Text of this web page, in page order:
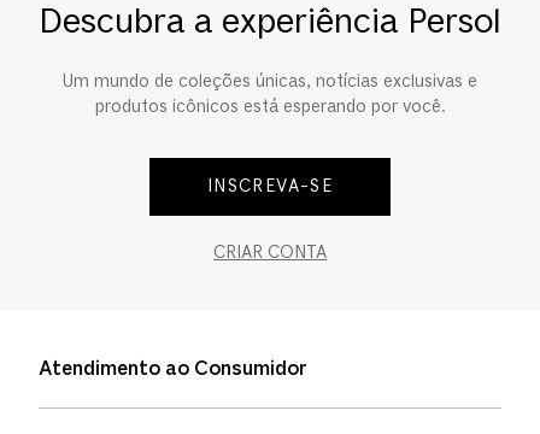
Descubra a experiência Persol
Um mundo de coleções únicas, notícias exclusivas e
produtos icônicos está esperando por você.
INSCREVA-SE
CRIAR CONTA
Atendimento ao Consumidor